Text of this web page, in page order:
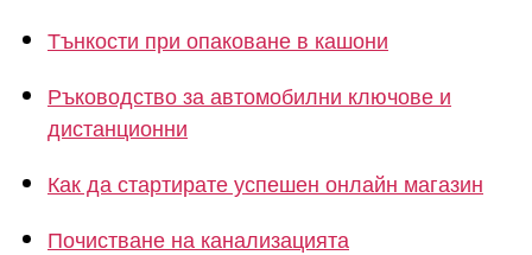
Тънкости при опаковане в кашони
Ръководство за автомобилни ключове и
дистанционни
Как да стартирате успешен онлайн магазин
Почистване на канализацията